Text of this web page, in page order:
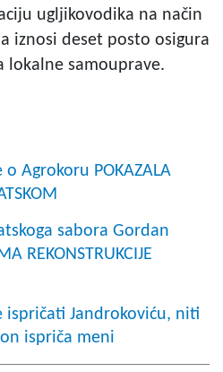
ugljikovodika na način
iznosi deset posto osigura
lokalne samouprave.
Agrokoru POKAZALA
sabora Gordan
REKONSTRUKCIJE
ispričati Jandrokoviću, niti
ispriča meni